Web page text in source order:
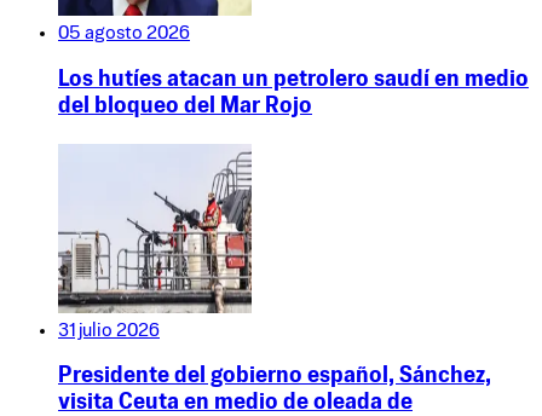
05 agosto 2026
Los hutíes atacan un petrolero saudí en medio
del bloqueo del Mar Rojo
31 julio 2026
Presidente del gobierno español, Sánchez,
visita Ceuta en medio de oleada de